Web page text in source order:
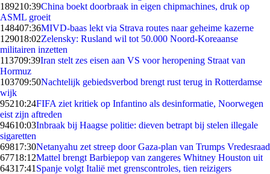
189210:39China boekt doorbraak in eigen chipmachines, druk op
ASML groeit
148407:36MIVD-baas lekt via Strava routes naar geheime kazerne
129018:02Zelensky: Rusland wil tot 50.000 Noord-Koreaanse
militairen inzetten
113709:39Iran stelt zes eisen aan VS voor heropening Straat van
Hormuz
103709:50Nachtelijk gebiedsverbod brengt rust terug in Rotterdamse
wijk
95210:24FIFA ziet kritiek op Infantino als desinformatie, Noorwegen
eist zijn aftreden
94610:03Inbraak bij Haagse politie: dieven betrapt bij stelen illegale
sigaretten
69817:30Netanyahu zet streep door Gaza-plan van Trumps Vredesraad
67718:12Mattel brengt Barbiepop van zangeres Whitney Houston uit
64317:41 Spanje volgt Italië met grenscontroles, tien reizigers